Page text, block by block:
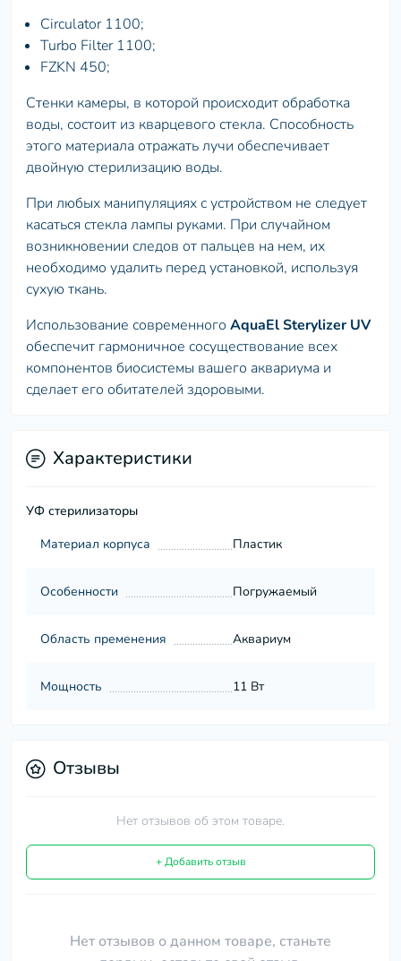
Circulator 1100;
Turbo Filter 1100;
FZKN 450;
Стенки камеры, в которой происходит обработка
воды, состоит из кварцевого стекла. Способность
этого материала отражать лучи обеспечивает
двойную стерилизацию воды.
При любых манипуляциях с устройством не следует
касаться стекла лампы руками. При случайном
возникновении следов от пальцев на нем, их
необходимо удалить перед установкой, используя
сухую ткань.
Использование современного AquaEl Sterylizer UV
обеспечит гармоничное сосуществование всех
компонентов биосистемы вашего аквариума и
сделает его обитателей здоровыми.
Характеристики
УФ стерилизаторы
Материал корпуса
Пластик
Особенности Погружаемый
Область пременения Аквариум
Мощность 11 Вт
Отзывы
Нет отзывов об этом товаре.
+ Добавить отзыв
Нет отзывов о данном товаре, станьте